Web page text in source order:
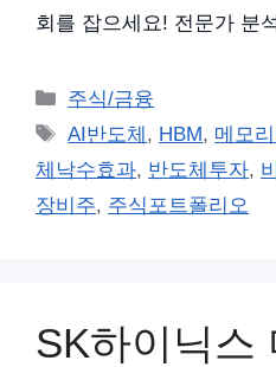
회를 잡으세요! 전문가 분
카
테
리
주식/금융
태
그
AI반도체 , HBM, 메모
체낙수효과, 반도체투자,
장비주, 주식포트폴리오
SK하이닉스